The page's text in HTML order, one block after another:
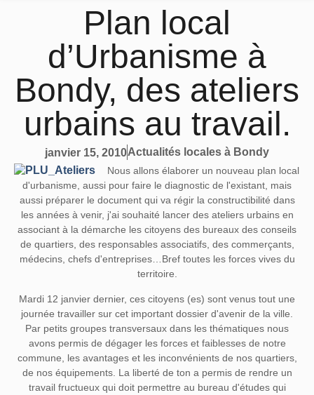
Plan local
d’Urbanisme à
Bondy, des ateliers
urbains au travail.
janvier 15, 2010Actualités locales à Bondy
Nous allons élaborer un nouveau plan local
d'urbanisme, aussi pour faire le diagnostic de l'existant, mais
aussi préparer le document qui va régir la constructibilité dans
les années à venir, j'ai souhaité lancer des ateliers urbains en
associant à la démarche les citoyens des bureaux des conseils
de quartiers, des responsables associatifs, des commerçants,
médecins, chefs d'entreprises…Bref toutes les forces vives du
territoire.
Mardi 12 janvier dernier, ces citoyens (es) sont venus tout une
journée travailler sur cet important dossier d'avenir de la ville.
Par petits groupes transversaux dans les thématiques nous
avons permis de dégager les forces et faiblesses de notre
commune, les avantages et les inconvénients de nos quartiers,
de nos équipements. La liberté de ton a permis de rendre un
travail fructueux qui doit permettre au bureau d'études qui